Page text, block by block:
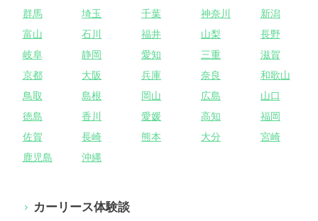
群馬
埼玉 千葉 神奈川
新潟
富山
石川 福井 山梨
長野
岐阜
静岡 愛知 三重
滋賀
京都
大阪 兵庫 奈良
和歌山
鳥取
島根 岡山 広島
山口
徳島
香川 愛媛 高知
福岡
佐賀
長崎 熊本 大分
宮崎
鹿児島
沖縄
カーリース体験談